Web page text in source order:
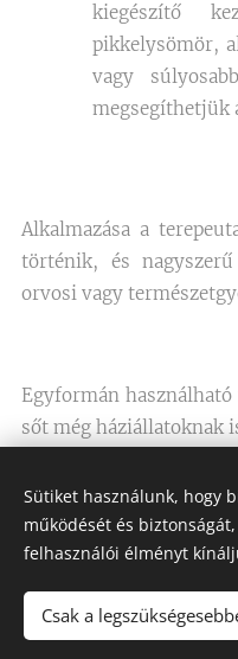
kiegészítő
pikkelysömör,
vagy
megsegíthetjük
Alkalmazása a
történik, és
orvosi vagy
Egyformán
sőt még háziállatoknak
Sütiket használunk, hogy
működését és
felhasználói élményt
Csak a